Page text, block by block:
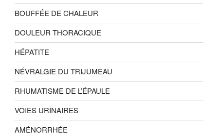
BOUFFÉE DE CHALEUR
DOULEUR THORACIQUE
HÉPATITE
NÉVRALGIE DU TRIJUMEAU
RHUMATISME DE L’ÉPAULE
VOIES URINAIRES
AMÉNORRHÉE